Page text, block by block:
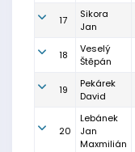
17
Sikora
Jan
18
Veselý
Štěpán
19
Pekárek
David
20
Lebánek
Jan
Maxmilián